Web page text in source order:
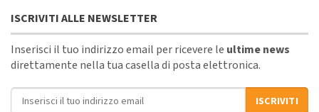
ISCRIVITI ALLE NEWSLETTER
Inserisci il tuo indirizzo email per ricevere le ultime news
direttamente nella tua casella di posta elettronica.
Indirizzo email
ISCRIVITI